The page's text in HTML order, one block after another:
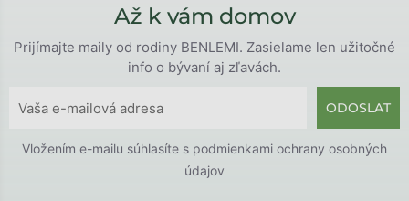
Až k vám domov
Prijímajte maily od rodiny BENLEMI. Zasielame len užitočné
info o bývaní aj zľavách.
ODOSLAT
Vložením e-mailu súhlasíte s podmienkami ochrany osobných
údajov